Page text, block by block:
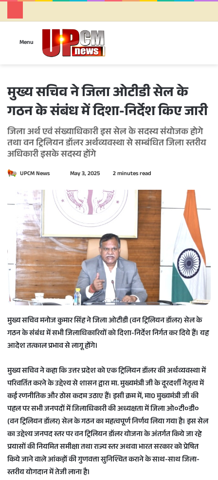
Menu
मुख्य सचिव ने जिला ओटीडी सेल के
गठन के संबंध में दिशा-निर्देश किए जारी
जिला अर्थ एवं संख्याधिकारी इस सेल के सदस्य संयोजक होगे
तथा वन ट्रिलियन डॉलर अर्थव्यवस्था से सम्बंधित जिला स्तरीय
अधिकारी इसके सदस्य होंगे
UPCM News
n
d
n
e
m
a
i
l
May 3, 2025 2 minutes read
मुख्य सचिव मनोज कुमार सिंह ने जिला ओटीडी (वन ट्रिलियन डॉलर) सेल के
गठन के संबंध में सभी जिलाधिकारियों को दिशा-निर्देश निर्गत कर दिये हैं। यह
आदेश तत्काल प्रभाव से लागू होंगे।
मुख्य सचिव ने कहा कि उत्तर प्रदेश को एक ट्रिलियन डॉलर की अर्थव्यवस्था में
परिवर्तित करने के उ‌द्देश्य से शासन द्वारा मा. मुख्यमंत्री जी के दूरदर्शी नेतृत्व में
कई रणनीतिक और ठोस कदम उठाए हैं। इसी क्रम में, मा0 मुख्यमंत्री जी की
पहल पर सभी जनपदों में जिलाधिकारी की अध्यक्षता में जिला ओ०टी०डी०
(वन ट्रिलियन डॉलर) सेल के गठन का महत्वपूर्ण निर्णय लिया गया है। इस सेल
का उद्देश्य जनपद स्तर पर वन ट्रिलियन डॉलर योजना के अंतर्गत किये जा रहे
प्रयासों की नियमित समीक्षा तथा राज्य स्तर अथवा भारत सरकार को प्रेषित
किये जाने वाले आंकड़ों की गुणवत्ता सुनिश्चित कराने के साथ-साथ जिला-
स्तरीय योगदान में तेजी लाना है।